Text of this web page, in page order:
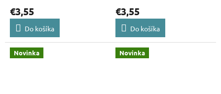
€3,55
Do košíka
€3,55
Do košíka
Novinka Novinka